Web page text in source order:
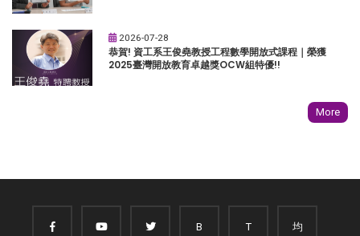
2026-07-28
恭賀! 資工系王俊堯教授工程數學開放式課程｜榮獲
2025臺灣開放教育卓越獎OCW組特優!!
More
B T 均